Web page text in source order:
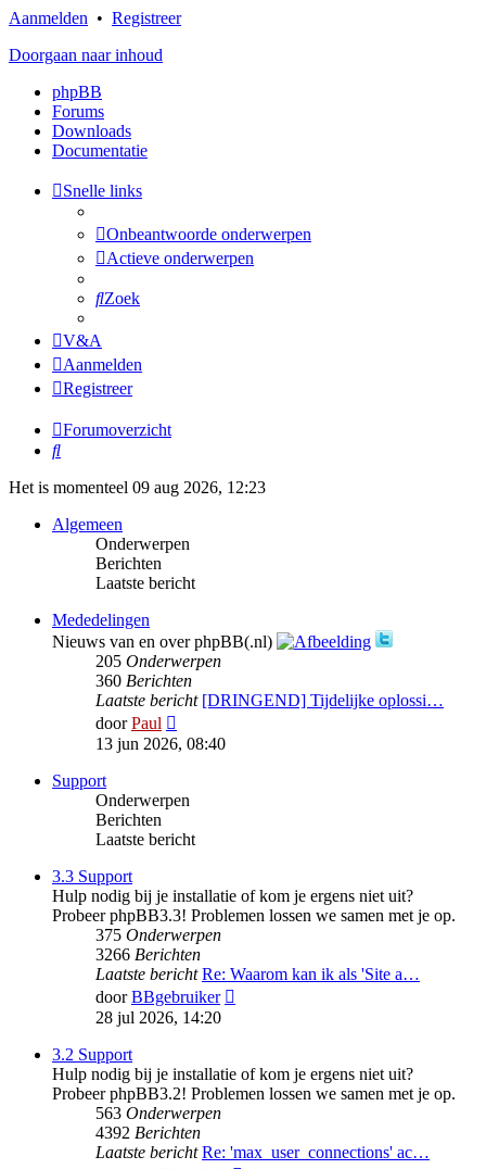
Aanmelden • Registreer
Doorgaan naar inhoud
phpBB
Forums
Downloads
Documentatie
Snelle links
Onbeantwoorde onderwerpen
Actieve onderwerpen
Zoek
V&A
Aanmelden
Registreer
Forumoverzicht
Zoek
Het is momenteel 09 aug 2026, 12:23
Algemeen
Onderwerpen
Berichten
Laatste bericht
Mededelingen
Nieuws van en over phpBB(.nl)
205 Onderwerpen
360 Berichten
Laatste bericht [DRINGEND] Tijdelijke oplossi…
doorPaul
laatste
bericht
13 jun 2026, 08:40
Support
Onderwerpen
Berichten
Laatste bericht
3.3 Support
Hulp nodig bij je installatie of kom je ergens niet uit?
Probeer phpBB3.3! Problemen lossen we samen met je op.
375 Onderwerpen
3266 Berichten
Laatste bericht Re: Waarom kan ik als 'Site a…
doorBBgebruiker
28 jul 2026, 14:20
3.2 Support
Hulp nodig bij je installatie of kom je ergens niet uit?
Probeer phpBB3.2! Problemen lossen we samen met je op.
563 Onderwerpen
4392 Berichten
Laatste bericht Re: 'max_user_connections' ac…